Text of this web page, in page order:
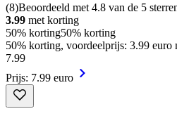
(8)Beoordeeld met 4.8 van de 5
3.99 met korting
50% korting50% korting
50% korting, voordeelprijs: 3.99 euro
7.99
Prijs: 7.99 euro